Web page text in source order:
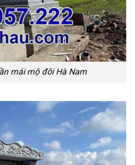
mái mộ đôi Hà Nam